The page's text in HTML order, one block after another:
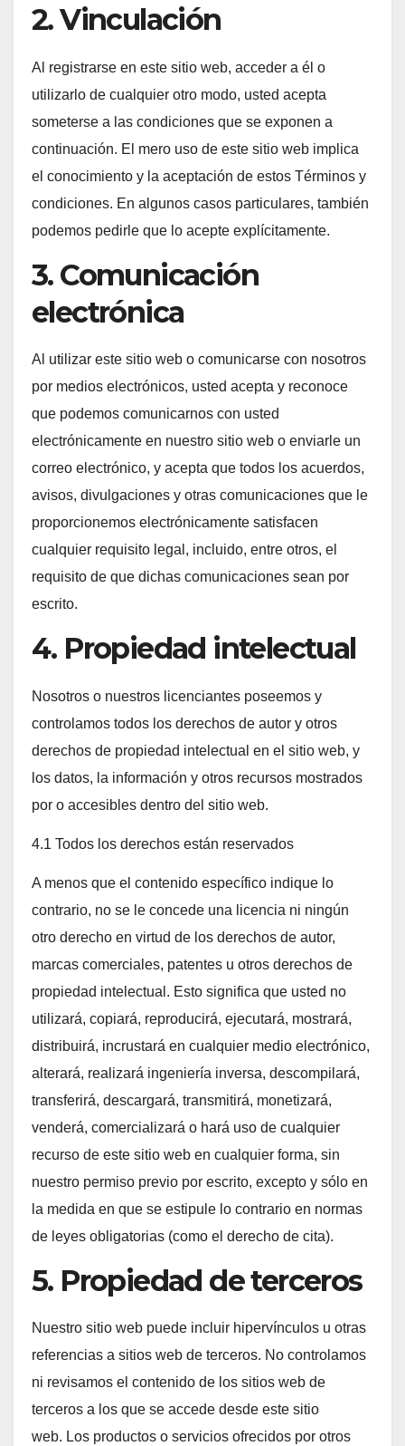
2. Vinculación
Al registrarse en este sitio web, acceder a él o
utilizarlo de cualquier otro modo, usted acepta
someterse a las condiciones que se exponen a
continuación. El mero uso de este sitio web implica
el conocimiento y la aceptación de estos Términos y
condiciones. En algunos casos particulares, también
podemos pedirle que lo acepte explícitamente.
3. Comunicación
electrónica
Al utilizar este sitio web o comunicarse con nosotros
por medios electrónicos, usted acepta y reconoce
que podemos comunicarnos con usted
electrónicamente en nuestro sitio web o enviarle un
correo electrónico, y acepta que todos los acuerdos,
avisos, divulgaciones y otras comunicaciones que le
proporcionemos electrónicamente satisfacen
cualquier requisito legal, incluido, entre otros, el
requisito de que dichas comunicaciones sean por
escrito.
4. Propiedad intelectual
Nosotros o nuestros licenciantes poseemos y
controlamos todos los derechos de autor y otros
derechos de propiedad intelectual en el sitio web, y
los datos, la información y otros recursos mostrados
por o accesibles dentro del sitio web.
4.1 Todos los derechos están reservados
A menos que el contenido específico indique lo
contrario, no se le concede una licencia ni ningún
otro derecho en virtud de los derechos de autor,
marcas comerciales, patentes u otros derechos de
propiedad intelectual. Esto significa que usted no
utilizará, copiará, reproducirá, ejecutará, mostrará,
distribuirá, incrustará en cualquier medio electrónico,
alterará, realizará ingeniería inversa, descompilará,
transferirá, descargará, transmitirá, monetizará,
venderá, comercializará o hará uso de cualquier
recurso de este sitio web en cualquier forma, sin
nuestro permiso previo por escrito, excepto y sólo en
la medida en que se estipule lo contrario en normas
de leyes obligatorias (como el derecho de cita).
5. Propiedad de terceros
Nuestro sitio web puede incluir hipervínculos u otras
referencias a sitios web de terceros. No controlamos
ni revisamos el contenido de los sitios web de
terceros a los que se accede desde este sitio
web. Los productos o servicios ofrecidos por otros